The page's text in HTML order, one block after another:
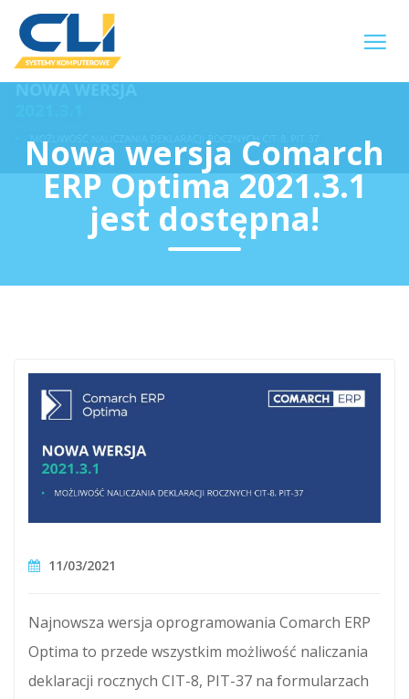
Nowa wersja Comarch
ERP Optima 2021.3.1
jest dostępna!
11/03/2021
Najnowsza wersja oprogramowania Comarch ERP
Optima to przede wszystkim możliwość naliczania
deklaracji rocznych CIT-8, PIT-37 na formularzach